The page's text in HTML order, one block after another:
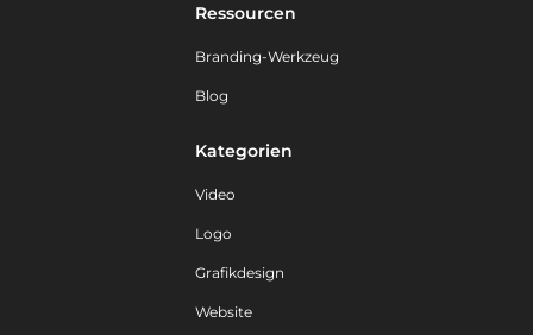
Ressourcen
Branding-Werkzeug
Blog
Kategorien
Video
Logo
Grafikdesign
Website